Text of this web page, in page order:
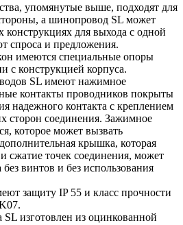
упомянутые выше, подходят для
а шинопровод SL может
конструкциях для выхода с одной
спроса и предложения.
имеются специальные опоры
с конструкцией корпуса.
SL имеют нажимное
контакты проводников покрыты
надежного контакта с креплением
сторон соединения. Зажимное
которое может вызвать
крышка, которая
сжатие точек соединения, может
винтов и без использования
защиту IP 55 и класс прочности
изготовлен из оцинкованной